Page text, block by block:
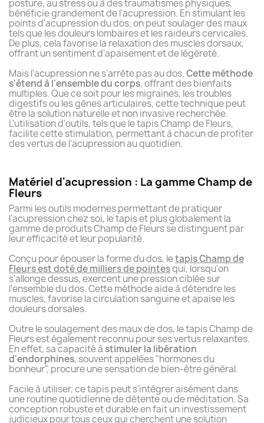
posture, au stress ou à des traumatismes physiques,
bénéficie grandement de l'acupression. En stimulant les
points d'acupression du dos, on peut soulager des maux
tels que les douleurs lombaires et les raideurs cervicales.
De plus, cela favorise la relaxation des muscles dorsaux,
offrant un sentiment d'apaisement et de légèreté.
Mais l'acupression ne s'arrête pas au dos.Cette méthode
s'étend à l'ensemble du corps, offrant des bienfaits
multiples. Que ce soit pour les migraines, les troubles
digestifs ou les gênes articulaires, cette technique peut
être la solution naturelle et non invasive recherchée.
L'utilisation d'outils, tels que le tapis Champ de Fleurs,
facilite cette stimulation, permettant à chacun de profiter
des vertus de l'acupression au quotidien.
Matériel d'acupression : La gamme Champ de
Fleurs
Parmi les outils modernes permettant de pratiquer
l'acupression chez soi, le tapis et plus globalement la
gamme de produits Champ de Fleurs se distinguent par
leur efficacité et leur popularité.
Conçu pour épouser la forme du dos, letapis Champ de
Fleurs est doté de milliers de pointesqui, lorsqu'on
s'allonge dessus, exercent une pression ciblée sur
l'ensemble du dos. Cette méthode aide à détendre les
muscles, favorise la circulation sanguine et apaise les
douleurs dorsales.
Outre le soulagement des maux de dos, le tapis Champ de
Fleurs est également reconnu pour ses vertus relaxantes.
En effet, sa capacité àstimuler la libération
d'endorphines, souvent appelées "hormones du
bonheur", procure une sensation de bien-être général.
Facile à utiliser, ce tapis peut s'intégrer aisément dans
une routine quotidienne de détente ou de méditation. Sa
conception robuste et durable en fait un investissement
judicieux pour tous ceux qui cherchent une solution